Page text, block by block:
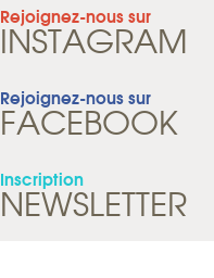
Rejoignez-nous sur
INSTAGRAM
Rejoignez-nous sur
FACEBOOK
Inscription
NEWSLETTER